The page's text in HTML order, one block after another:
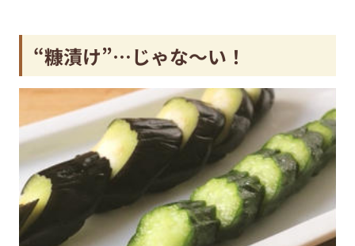
“糠漬け”…じゃな～い！